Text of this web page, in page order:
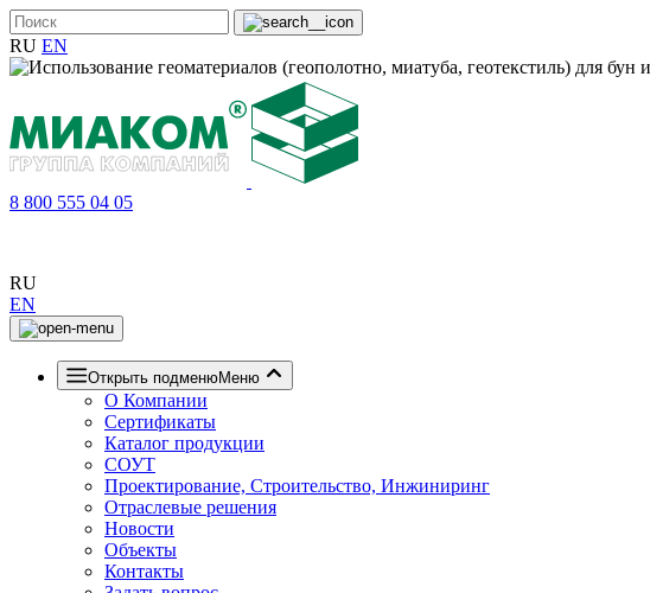
RU EN
8 800 555 04 05
RU
EN
Открыть подменюМеню
О Компании
Сертификаты
Каталог продукции
СОУТ
Проектирование, Строительство, Инжиниринг
Отраслевые решения
Новости
Объекты
Контакты